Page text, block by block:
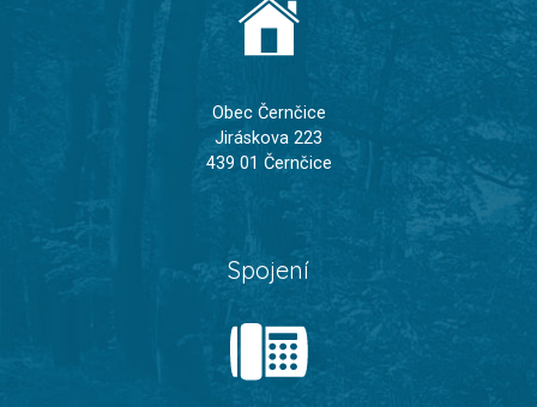
Obec Černčice
Jiráskova 223
439 01 Černčice
Spojení